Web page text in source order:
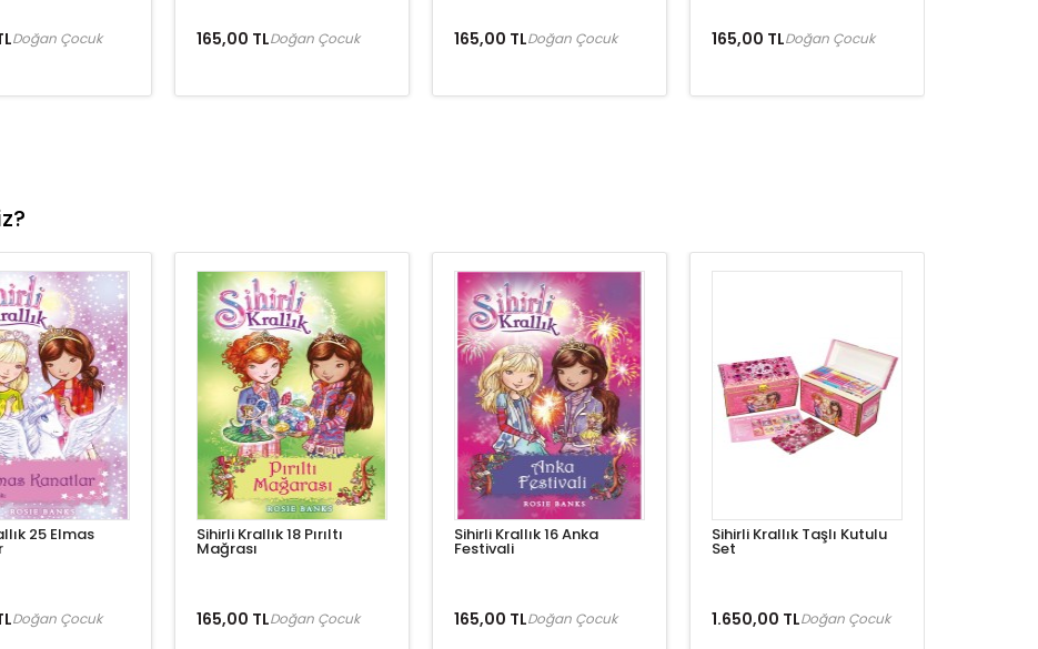
Doğan Çocuk 165,00 TLDoğan Çocuk 165,00 TLDoğan Çocuk 165,00 TLDoğan Çocuk
25 Elmas
Doğan Çocuk
Sihirli Krallık 18 Pırıltı
Mağrası
165,00 TLDoğan Çocuk
Sihirli Krallık 16 Anka
Festivali
165,00 TLDoğan Çocuk
Sihirli Krallık Taşlı Kutulu
Set
1.650,00 TLDoğan Çocuk